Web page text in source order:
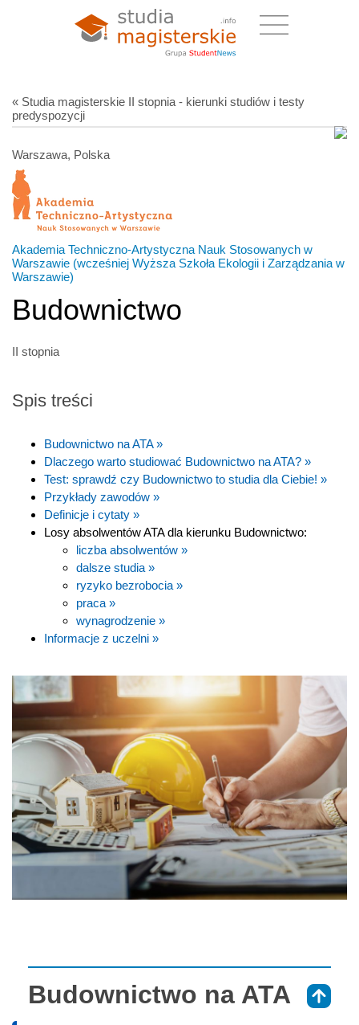
« Studia magisterskie II stopnia - kierunki studiów i testy
predyspozycji
Warszawa, Polska
Akademia Techniczno-Artystyczna Nauk Stosowanych w
Warszawie (wcześniej Wyższa Szkoła Ekologii i Zarządzania w
Warszawie)
Budownictwo
II stopnia
Spis treści
Budownictwo na ATA »
Dlaczego warto studiować Budownictwo na ATA? »
Test: sprawdź czy Budownictwo to studia dla Ciebie! »
Przykłady zawodów »
Definicje i cytaty »
Losy absolwentów ATA dla kierunku Budownictwo:
liczba absolwentów »
dalsze studia »
ryzyko bezrobocia »
praca »
wynagrodzenie »
Informacje z uczelni »
Budownictwo na ATA